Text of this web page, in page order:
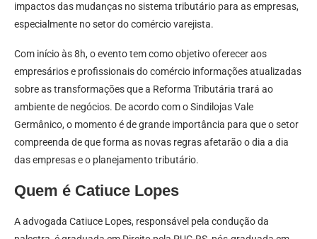
impactos das mudanças no sistema tributário para as empresas,
especialmente no setor do comércio varejista.
Com início às 8h, o evento tem como objetivo oferecer aos
empresários e profissionais do comércio informações atualizadas
sobre as transformações que a Reforma Tributária trará ao
ambiente de negócios. De acordo com o Sindilojas Vale
Germânico, o momento é de grande importância para que o setor
compreenda de que forma as novas regras afetarão o dia a dia
das empresas e o planejamento tributário.
Quem é Catiuce Lopes
A advogada Catiuce Lopes, responsável pela condução da